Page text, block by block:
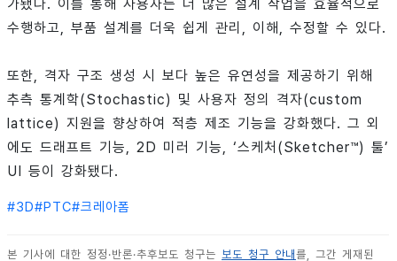
가됐다. 이를 통해 사용자는 더 많은 설계 작업을 효율적으로
수행하고, 부품 설계를 더욱 쉽게 관리, 이해, 수정할 수 있다.
또한, 격자 구조 생성 시 보다 높은 유연성을 제공하기 위해
추측 통계학(Stochastic) 및 사용자 정의 격자(custom
lattice) 지원을 향상하여 적층 제조 기능을 강화했다. 그 외
에도 드래프트 기능, 2D 미러 기능, ‘스케처(Sketcher™) 툴’
UI 등이 강화됐다.
#3D#PTC#크레아폼
본 기사에 대한 정정·반론·추후보도 청구는 보도 청구 안내를, 그간 게재된